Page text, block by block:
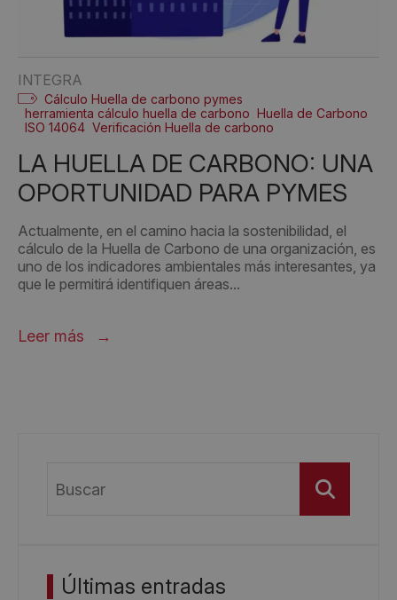
INTEGRA
Cálculo Huella de carbono pymes
herramienta cálculo huella de carbono Huella de Carbono
ISO 14064 Verificación Huella de carbono
LA HUELLA DE CARBONO: UNA
OPORTUNIDAD PARA PYMES
Actualmente, en el camino hacia la sostenibilidad, el
cálculo de la Huella de Carbono de una organización, es
uno de los indicadores ambientales más interesantes, ya
que le permitirá identifiquen áreas...
Leer más
Buscar
Últimas entradas